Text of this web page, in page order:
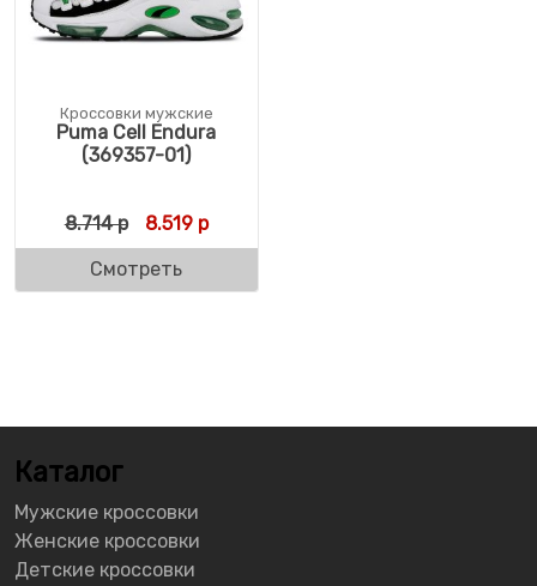
Кроссовки мужские
Puma Cell Endura
(369357-01)
8.714р Первоначальная цена составляла 8.714 р.
8.519рТекущая цена: 8.519 р.
Смотреть
Каталог
Мужские кроссовки
Женские кроссовки
Детские кроссовки